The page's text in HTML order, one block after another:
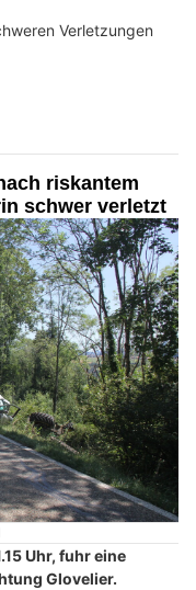
Verletzungen
riskantem
schwer verletzt
Uhr, fuhr eine
Glovelier.